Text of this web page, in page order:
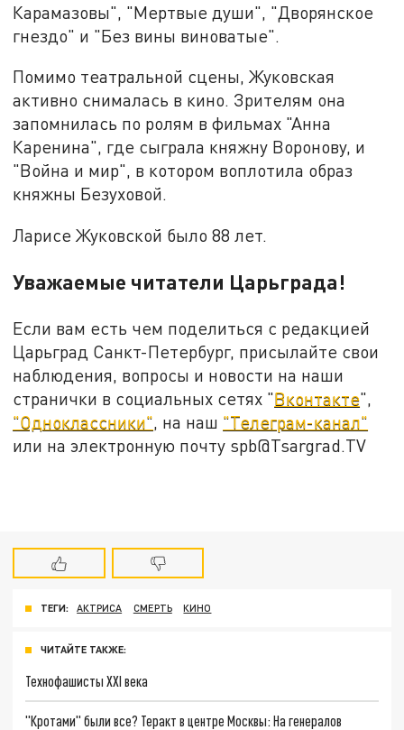
Карамазовы", "Мертвые души", "Дворянское
гнездо" и "Без вины виноватые".
Помимо театральной сцены, Жуковская
активно снималась в кино. Зрителям она
запомнилась по ролям в фильмах "Анна
Каренина", где сыграла княжну Воронову, и
"Война и мир", в котором воплотила образ
княжны Безуховой.
Ларисе Жуковской было 88 лет.
Уважаемые читатели Царьграда!
Если вам есть чем поделиться с редакцией
Царьград Санкт-Петербург, присылайте свои
наблюдения, вопросы и новости на наши
странички в социальных сетях "Вконтакте",
"Одноклассники", на наш "Телеграм-канал"
или на электронную почту spb@Tsargrad.TV
ТЕГИ: АКТРИСА СМЕРТЬ КИНО
ЧИТАЙТЕ ТАКЖЕ:
Технофашисты XXI века
"Кротами" были все? Теракт в центре Москвы: На генералов